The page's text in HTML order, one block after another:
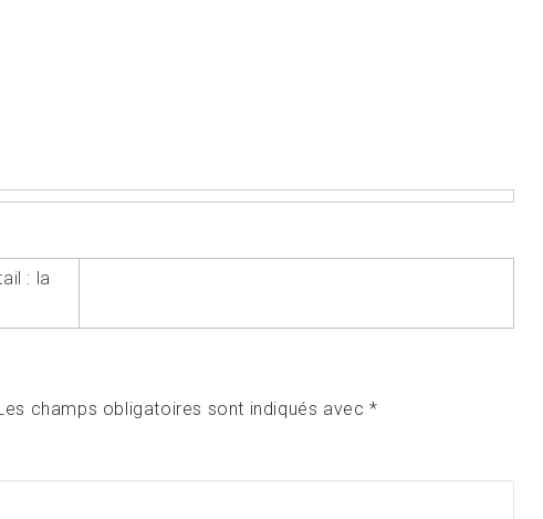
: la
champs obligatoires sont indiqués avec*